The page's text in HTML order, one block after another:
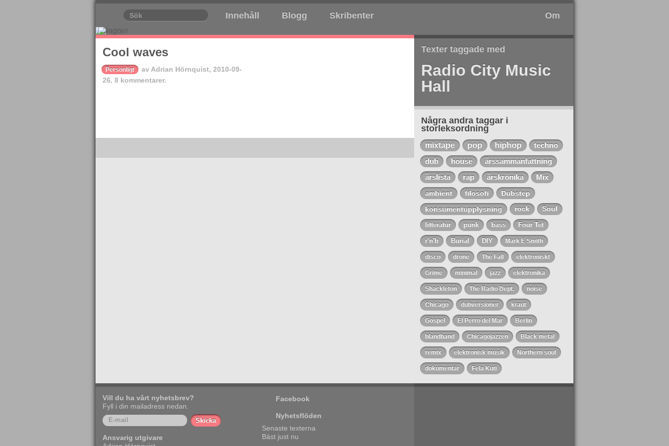
Innehåll Blogg Skribenter Om
Cool waves
Personligt av Adrian Hörnquist, 2010-09-
26. 8 kommentarer.
Texter taggade med
Radio City Music
Hall
Några andra taggar i
storleksordning
mixtape pop hiphop
techno
dub
house
årssammanfattning
årslista
rap årskrönika
Mix
ambient
filosofi
Dubstep
konsumentupplysning
rock Soul
litteratur punk bass Four Tet
r'n'b Burial DIY Mark E Smith
disco drone The Fall elektroniskt
Grime minimal jazz elektronika
Shackleton The Radio Dept. noise
Chicago dubversioner kraut
Gospel El Perro del Mar Berlin
blandband Chicagojazzen Black metal
remix elektronisk musik Northern soul
dokumentär Fela Kuti
Vill du ha vårt nyhetsbrev?
Fyll i din mailadress nedan.
Ansvarig utgivare
Facebook
Nyhetsflöden
Senaste texterna
Bäst just nu